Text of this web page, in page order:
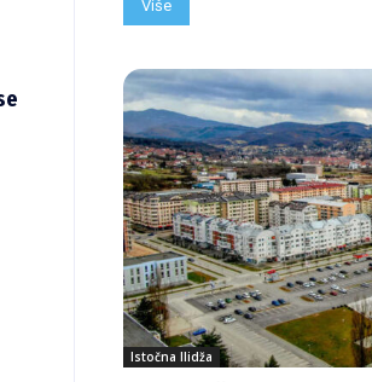
Više
Istočna Ilidža